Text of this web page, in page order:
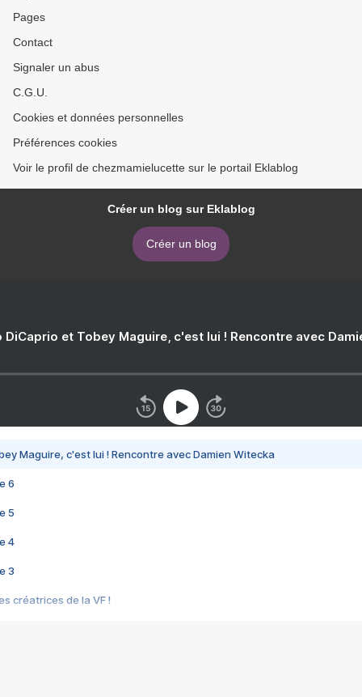
Pages
Contact
Signaler un abus
C.G.U.
Cookies et données personnelles
Préférences cookies
Voir le profil de chezmamielucette sur le portail Eklablog
Créer un blog sur Eklablog
Créer un blog
DiCaprio et Tobey Maguire, c'est lui ! Rencontre avec
Maguire, c'est lui ! Rencontre avec Damien Witecka
6
5
4
3
créatrices de la VF !